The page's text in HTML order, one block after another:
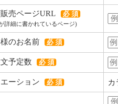
売ページURL 必 須
詳細に書かれているページ)
のお名前 必 須
予定数 必 須
ーション 必 須 カ